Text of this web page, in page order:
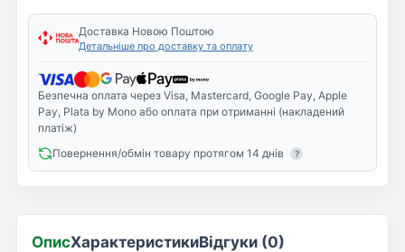
Доставка Новою Поштою
Детальніше про доставку та оплату
Безпечна оплата через Visa, Mastercard, Google Pay, Apple
Pay, Plata by Mono або оплата при отриманні (накладений
платіж)
Повернення/обмін товару протягом 14 днів
?
ОписХарактеристикиВідгуки (0)